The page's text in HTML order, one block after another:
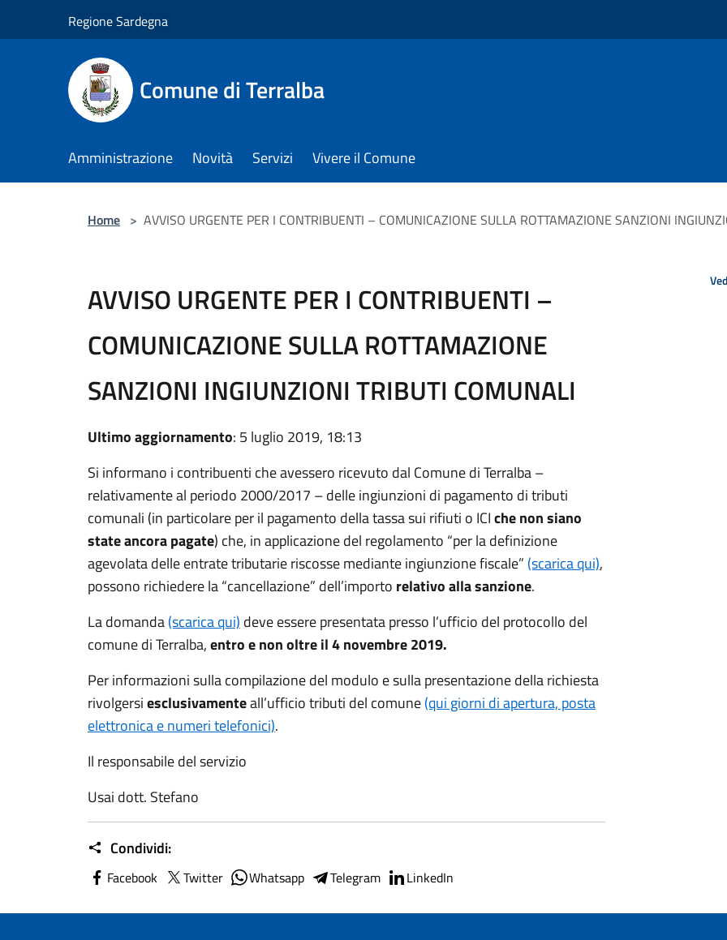
Regione Sardegna
Comune di Terralba
Amministrazione Novità Servizi Vivere il Comune
Home > AVVISO URGENTE PER I CONTRIBUENTI – COMUNICAZIONE SULLA ROTTAMAZIONE SANZIONI
AVVISO URGENTE PER I CONTRIBUENTI –
COMUNICAZIONE SULLA ROTTAMAZIONE
SANZIONI INGIUNZIONI TRIBUTI COMUNALI
Ultimo aggiornamento: 5 luglio 2019, 18:13
Si informano i contribuenti che avessero ricevuto dal Comune di Terralba –
relativamente al periodo 2000/2017 – delle ingiunzioni di pagamento di tributi
comunali (in particolare per il pagamento della tassa sui rifiuti o ICIche non siano
state ancora pagate) che, in applicazione del regolamento “per la definizione
agevolata delle entrate tributarie riscosse mediante ingiunzione fiscale” (scarica qui),
possono richiedere la “cancellazione” dell’importo relativo alla sanzione.
La domanda(scarica qui) deve essere presentata presso l’ufficio del protocollo del
comune di Terralba,entro e non oltre il 4 novembre 2019.
Per informazioni sulla compilazione del modulo e sulla presentazione della richiesta
rivolgersiesclusivamenteall’ufficio tributi del comune(qui giorni di apertura, posta
elettronica e numeri telefonici).
Il responsabile del servizio
Usai dott. Stefano
Condividi:
Facebook Twitter Whatsapp Telegram LinkedIn